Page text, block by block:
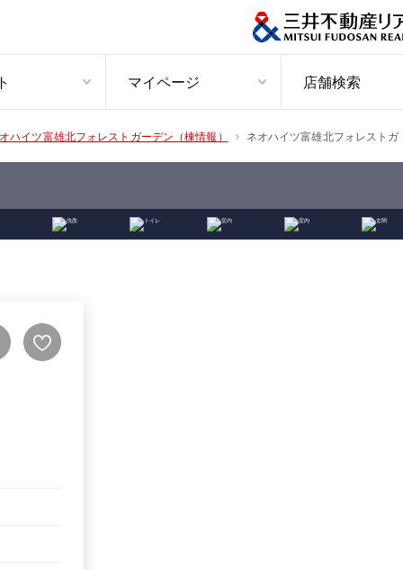
マイページ 店舗検索
ハイツ富雄北フォレストガーデン（棟情報）
ネオハイツ富雄北フォレストガ